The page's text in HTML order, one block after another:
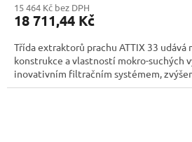
15 464 Kč bez DPH
18 711,44 Kč
Třída extraktorů prachu ATTIX 33 udává
konstrukce a vlastností mokro-suchých
inovativním filtračním systémem,